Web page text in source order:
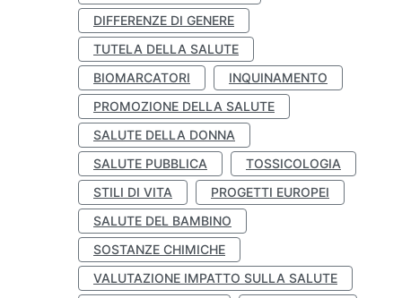
DIFFERENZE DI GENERE
TUTELA DELLA SALUTE
BIOMARCATORI
INQUINAMENTO
PROMOZIONE DELLA SALUTE
SALUTE DELLA DONNA
SALUTE PUBBLICA
TOSSICOLOGIA
STILI DI VITA
PROGETTI EUROPEI
SALUTE DEL BAMBINO
SOSTANZE CHIMICHE
VALUTAZIONE IMPATTO SULLA SALUTE